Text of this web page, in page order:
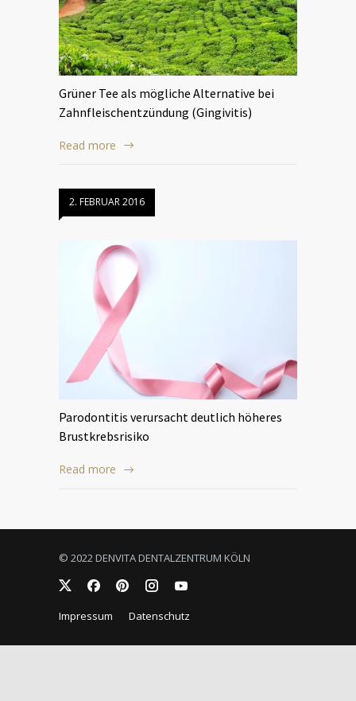
Grüner Tee als mögliche Alternative bei
Zahnfleischentzündung (Gingivitis)
Read more
2. FEBRUAR 2016
Parodontitis verursacht deutlich höheres
Brustkrebsrisiko
Read more
© 2022 DENVITA DENTALZENTRUM KÖLN
Impressum Datenschutz